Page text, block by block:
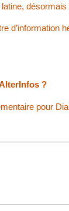
d’information
?
pour